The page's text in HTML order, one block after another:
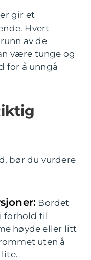
gir et
Hvert
av de
være tunge og
for å unngå
bør du vurdere
Bordet
forhold til
høyde eller litt
uten å